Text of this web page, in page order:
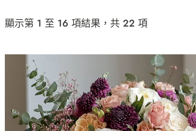
顯示第 1 至 16 項結果，共 22 項